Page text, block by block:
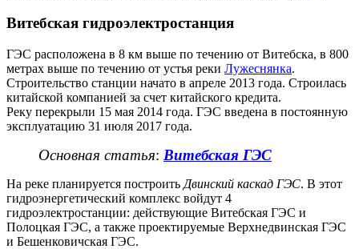
Витебская гидроэлектростанция
ГЭС расположена в 8 км выше по течению от Витебска, в 800
метрах выше по течению от устья реки Лужеснянка.
Строительство станции начато в апреле 2013 года. Строилась
китайской компанией за счет китайского кредита.
Реку перекрыли 15 мая 2014 года. ГЭС введена в постоянную
эксплуатацию 31 июля 2017 года.
Основная статья: Витебская ГЭС
На реке планируется построить Двинский каскад ГЭС. В этот
гидроэнергетический комплекс войдут 4
гидроэлектростанции: действующие Витебская ГЭС и
Полоцкая ГЭС, а также проектируемые Верхнедвинская ГЭС
и Бешенковичская ГЭС.